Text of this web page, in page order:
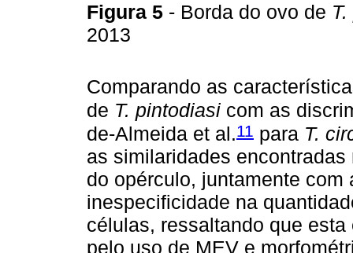
Figura 5 - Borda do ovo de
2013
Comparando as
de T. pintodiasi com as
de-Almeida et al.11 para T.
as similaridades
do opérculo, juntamente
inespecificidade na
células, ressaltando que
pelo uso de MEV e